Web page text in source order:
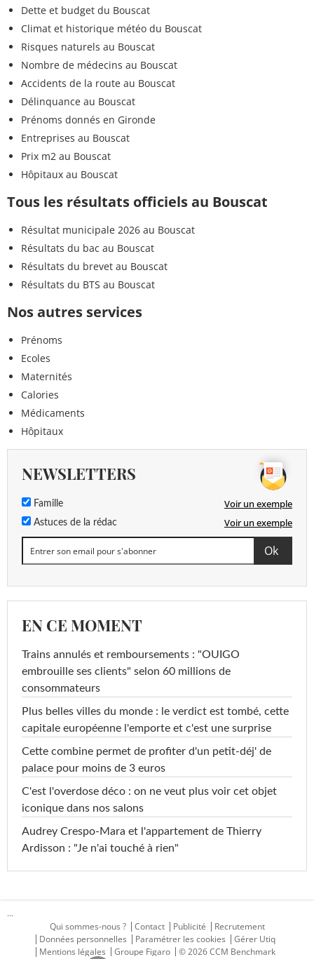
Dette et budget du Bouscat
Climat et historique météo du Bouscat
Risques naturels au Bouscat
Nombre de médecins au Bouscat
Accidents de la route au Bouscat
Délinquance au Bouscat
Prénoms donnés en Gironde
Entreprises au Bouscat
Prix m2 au Bouscat
Hôpitaux au Bouscat
Tous les résultats officiels au Bouscat
Résultat municipale 2026 au Bouscat
Résultats du bac au Bouscat
Résultats du brevet au Bouscat
Résultats du BTS au Bouscat
Nos autres services
Prénoms
Ecoles
Maternités
Calories
Médicaments
Hôpitaux
NEWSLETTERS
Famille Voir un exemple
Astuces de la rédac Voir un exemple
EN CE MOMENT
Trains annulés et remboursements : "OUIGO
embrouille ses clients" selon 60 millions de
consommateurs
Plus belles villes du monde : le verdict est tombé, cette
capitale européenne l'emporte et c'est une surprise
Cette combine permet de profiter d'un petit-déj' de
palace pour moins de 3 euros
C'est l'overdose déco : on ne veut plus voir cet objet
iconique dans nos salons
Audrey Crespo-Mara et l'appartement de Thierry
Ardisson : "Je n'ai touché à rien"
...
Qui sommes-nous ?
Contact Publicité
Recrutement
Données personnelles
Paramétrer les cookies
Gérer Utiq
Mentions légales
Groupe Figaro © 2026 CCM Benchmark